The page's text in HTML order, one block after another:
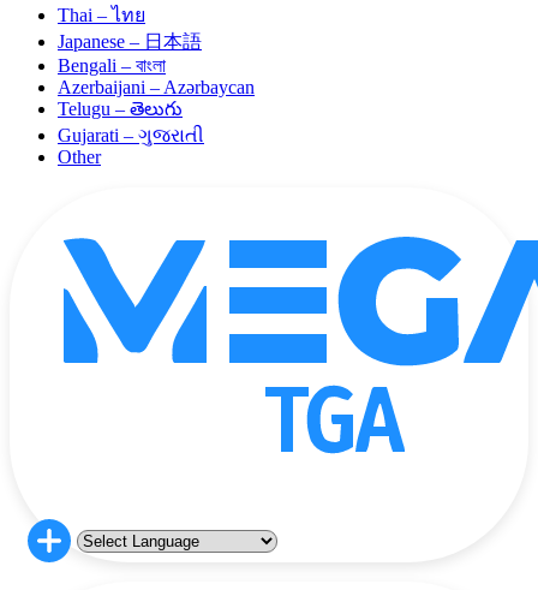
Thai – ไทย
Japanese – 日本語
Bengali – বাংলা
Azerbaijani – Azərbaycan
Telugu – తెలుగు
Gujarati – ગુજરાતી
Other